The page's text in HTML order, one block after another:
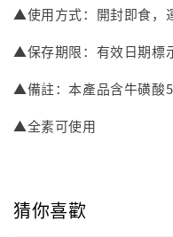
▲使用方式：開封即食，
▲保存期限：有效日期標
▲備註：本產品含牛磺酸
▲全素可使用
猜你喜歡